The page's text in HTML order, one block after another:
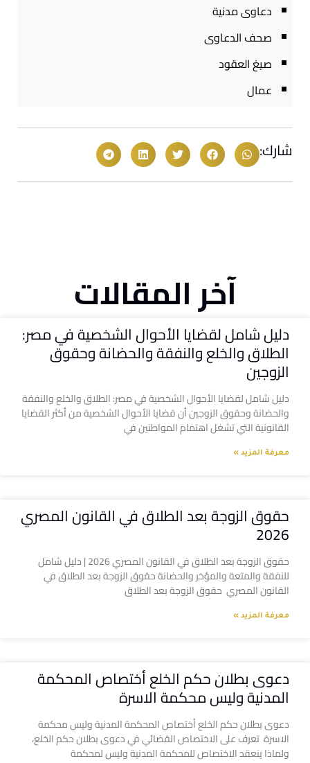
دعاوى مدنية
صحف الدعاوى
صيغ العقود
عمال
شارك:
آخر المقالات
دليل شامل لقضايا الأحوال الشخصية في مصر:
الطلاق والخلع والنفقة والحضانة وحقوق
الزوجين
دليل شامل لقضايا الأحوال الشخصية في مصر: الطلاق والخلع والنفقة
والحضانة وحقوق الزوجين أن قضايا الأحوال الشخصية من أكثر القضايا
القانونية التي تشغل اهتمام المواطنين في
معرفة المزيد »
حقوق الزوجة بعد الطلاق في القانون المصري
2026
حقوق الزوجة بعد الطلاق في القانون المصري 2026 | دليل شامل
للنفقة والمتعة والمؤخر والحضانة حقوق الزوجة بعد الطلاق في
القانون المصري حقوق الزوجة بعد الطلاق
معرفة المزيد »
دعوى بطلان حكم الخلع أختصاص المحكمة
المدنية وليس محكمة الاسرة
دعوى بطلان حكم الخلع أختصاص المحكمة المدنية وليس محكمة
الاسرة تعرف على الاختصاص القضائي في دعوى بطلان حكم الخلع،
ولماذا ينعقد الاختصاص للمحكمة المدنية وليس لمحكمة